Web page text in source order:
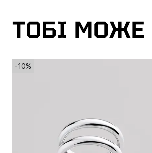
ТОБІ МОЖЕ
-10%